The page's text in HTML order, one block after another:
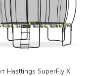
Hasttings SuperFly X